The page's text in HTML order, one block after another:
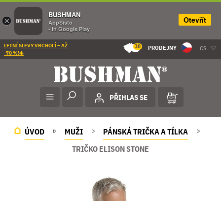
LETNÍ SLEVY VRCHOLÍ – AŽ
-70 %!☀️
30 PRODEJNY CS
PŘIHLAS SE
ÚVOD MUŽI
PÁNSKÁ TRIČKA A TÍLKA
TRIČKO ELISON STONE
×
BUSHMAN
AppSisto
- In Google Play
Otevřít